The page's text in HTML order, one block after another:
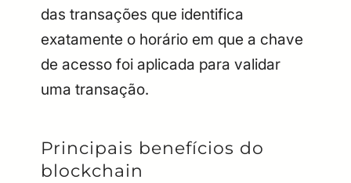
das transações que identifica
exatamente o horário em que a chave
de acesso foi aplicada para validar
uma transação.
Principais benefícios do
blockchain